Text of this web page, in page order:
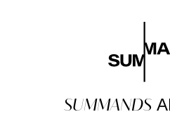
SUMMANDS